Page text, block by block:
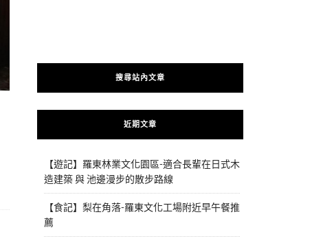
搜尋站內文章
近期文章
【遊記】羅東林業文化園區-適合長輩在日式木
造建築 與 池邊漫步的散步路線
【食記】梨在角落-羅東文化工場附近早午餐推
薦